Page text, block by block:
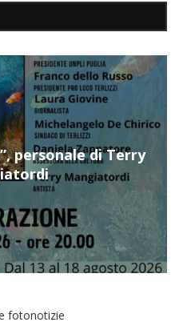
personale di Terry
fotonotizie